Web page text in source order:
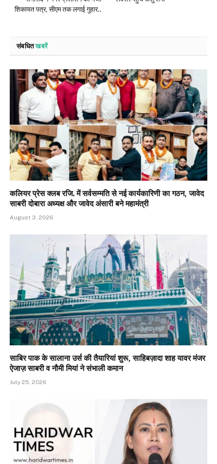
शिकायत पत्र, सीएम तक लगाई गुहार..
संबधितखबरें
कलियर प्रेस क्लब रजि. में सर्वसम्मति से नई कार्यकारिणी का गठन, जावेद
साबरी दोबारा अध्यक्ष और जावेद अंसारी बने महामंत्री
August 3, 2026
साबिर पाक के सालाना उर्स की तैयारियां शुरू, साहिबज़ादा शाह यावर मंजर
ऐजाज़ साबरी व नौमी मियां ने संभाली कमान
July 25, 2026